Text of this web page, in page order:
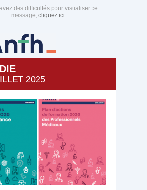
des difficultés pour visualiser ce
message, cliquez ici
2025